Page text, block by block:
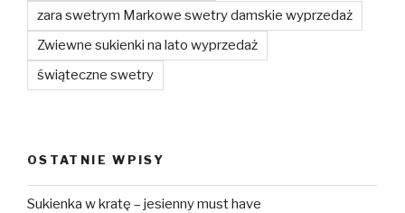
zara swetrym Markowe swetry damskie wyprzedaż
Zwiewne sukienki na lato wyprzedaż
świąteczne swetry
OSTATNIE WPISY
Sukienka w kratę – jesienny must have